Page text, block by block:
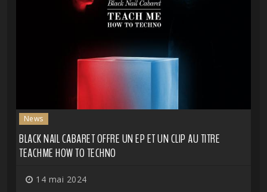
News
BLACK NAIL CABARET OFFRE UN EP ET UN CLIP AU TITRE
TEACHME HOW TO TECHNO
14 mai 2024